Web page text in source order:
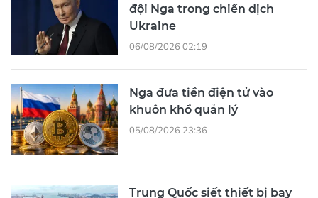
đội Nga trong chiến dịch
Ukraine
06/08/2026 02:19
Nga đưa tiền điện tử vào
khuôn khổ quản lý
05/08/2026 23:36
Trung Quốc siết thiết bị bay